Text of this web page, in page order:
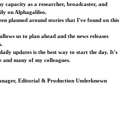
capacity as a researcher, broadcaster, and
on Alphagalileo.
planned around stories that I've found on this
us to plan ahead and the news releases
updates is the best way to start the day. It's
and many of my colleagues.
Editorial & Production Underknown